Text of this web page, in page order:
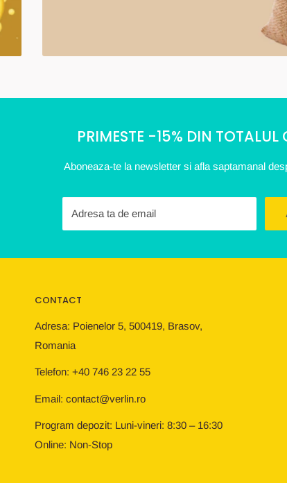
PRIMESTE -15% DIN TOTALUL
Aboneaza-te la newsletter si afla saptamanal
Adresa ta de email
CONTACT
Adresa: Poienelor 5, 500419, Brasov,
Romania
Telefon: +40 746 23 22 55
Email: contact@verlin.ro
Program depozit: Luni-vineri: 8:30 – 16:30
Online: Non-Stop